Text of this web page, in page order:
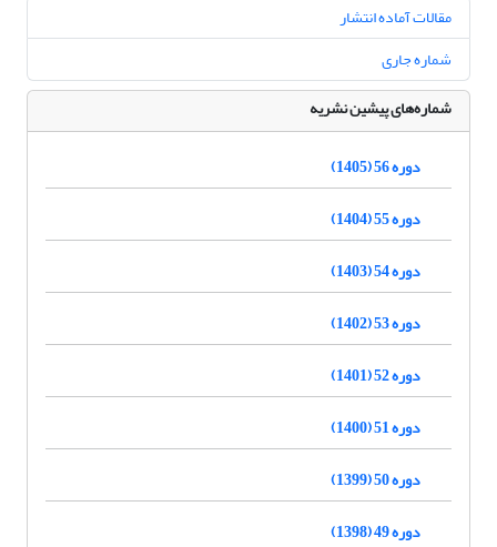
مقالات آماده انتشار
شماره جاری
شماره‌های پیشین نشریه
دوره 56 (1405)
دوره 55 (1404)
دوره 54 (1403)
دوره 53 (1402)
دوره 52 (1401)
دوره 51 (1400)
دوره 50 (1399)
دوره 49 (1398)